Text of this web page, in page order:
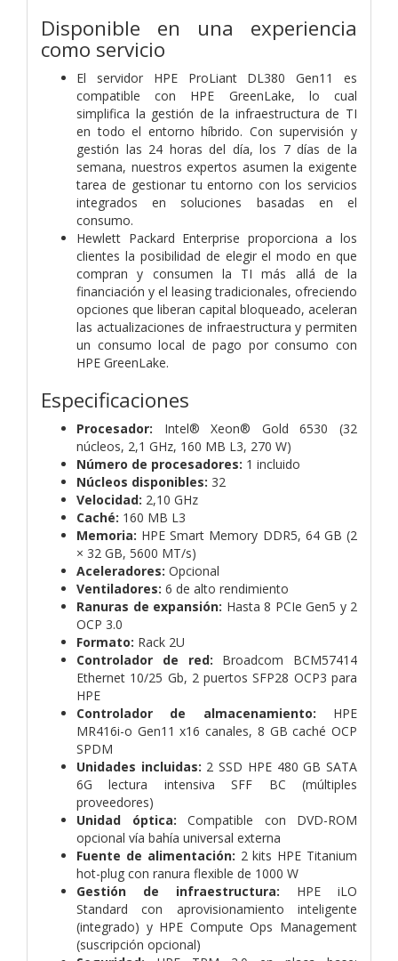
Disponible en una experiencia
como servicio
El servidor HPE ProLiant DL380 Gen11 es
compatible con HPE GreenLake, lo cual
simplifica la gestión de la infraestructura de TI
en todo el entorno híbrido. Con supervisión y
gestión las 24 horas del día, los 7 días de la
semana, nuestros expertos asumen la exigente
tarea de gestionar tu entorno con los servicios
integrados en soluciones basadas en el
consumo.
Hewlett Packard Enterprise proporciona a los
clientes la posibilidad de elegir el modo en que
compran y consumen la TI más allá de la
financiación y el leasing tradicionales, ofreciendo
opciones que liberan capital bloqueado, aceleran
las actualizaciones de infraestructura y permiten
un consumo local de pago por consumo con
HPE GreenLake.
Especificaciones
Procesador: Intel® Xeon® Gold 6530 (32
núcleos, 2,1 GHz, 160 MB L3, 270 W)
Número de procesadores: 1 incluido
Núcleos disponibles: 32
Velocidad: 2,10 GHz
Caché: 160 MB L3
Memoria: HPE Smart Memory DDR5, 64 GB (2
× 32 GB, 5600 MT/s)
Aceleradores: Opcional
Ventiladores: 6 de alto rendimiento
Ranuras de expansión: Hasta 8 PCIe Gen5 y 2
OCP 3.0
Formato: Rack 2U
Controlador de red: Broadcom BCM57414
Ethernet 10/25 Gb, 2 puertos SFP28 OCP3 para
HPE
Controlador de almacenamiento: HPE
MR416i-o Gen11 x16 canales, 8 GB caché OCP
SPDM
Unidades incluidas: 2 SSD HPE 480 GB SATA
6G lectura intensiva SFF BC (múltiples
proveedores)
Unidad óptica: Compatible con DVD-ROM
opcional vía bahía universal externa
Fuente de alimentación: 2 kits HPE Titanium
hot-plug con ranura flexible de 1000 W
Gestión de infraestructura: HPE iLO
Standard con aprovisionamiento inteligente
(integrado) y HPE Compute Ops Management
(suscripción opcional)